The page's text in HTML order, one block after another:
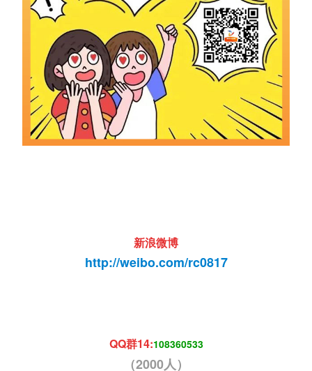
新浪微博
http://weibo.com/rc0817
QQ群14:108360533
（2000人）